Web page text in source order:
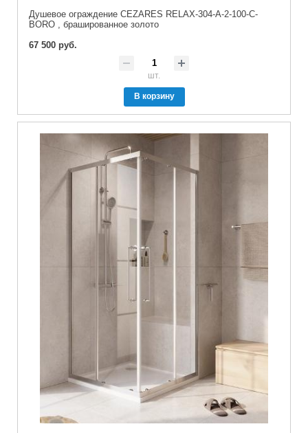
Душевое ограждение CEZARES RELAX-304-A-2-100-C-
BORO , брашированное золото
67 500 руб.
шт.
В корзину